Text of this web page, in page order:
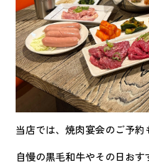
当店では、焼肉宴会のご予約
自慢の黒毛和牛やその日おす